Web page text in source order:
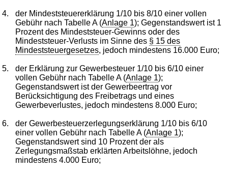
4.
der Mindeststeuererklärung 1/10 bis 8/10 einer vollen
Gebühr nach Tabelle A (Anlage 1); Gegenstandswert ist 1
Prozent des Mindeststeuer-Gewinns oder des
Mindeststeuer-Verlusts im Sinne des § 15 des
Mindeststeuergesetzes, jedoch mindestens 16.000 Euro;
5.
der Erklärung zur Gewerbesteuer 1/10 bis 6/10 einer
vollen Gebühr nach Tabelle A (Anlage 1);
Gegenstandswert ist der Gewerbeertrag vor
Berücksichtigung des Freibetrags und eines
Gewerbeverlustes, jedoch mindestens 8.000 Euro;
6.
der Gewerbesteuerzerlegungserklärung 1/10 bis 6/10
einer vollen Gebühr nach Tabelle A (Anlage 1);
Gegenstandswert sind 10 Prozent der als
Zerlegungsmaßstab erklärten Arbeitslöhne, jedoch
mindestens 4.000 Euro;